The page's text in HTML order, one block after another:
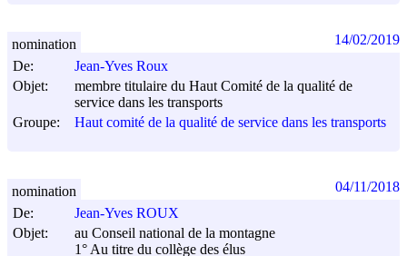
De:
Jean-Yves Roux
Objet:
membre titulaire du Haut Comité de la qualité de
service dans les transports
Groupe:
Haut comité de la qualité de service dans les transports
nomination 14/02/2019
De:
Jean-Yves ROUX
Objet:
au Conseil national de la montagne
1° Au titre du collège des élus
nomination 04/11/2018